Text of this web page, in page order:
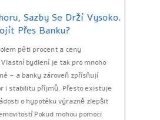
Sazby Se Drží Vysoko.
Přes Banku?
pěti procent a ceny
bydlení je tak pro mnoho
– a banky zároveň zpřísňují
i stabilitu příjmů. Přesto existuje
o hypotéku výrazně zlepšit
Pokud mohou pomoci